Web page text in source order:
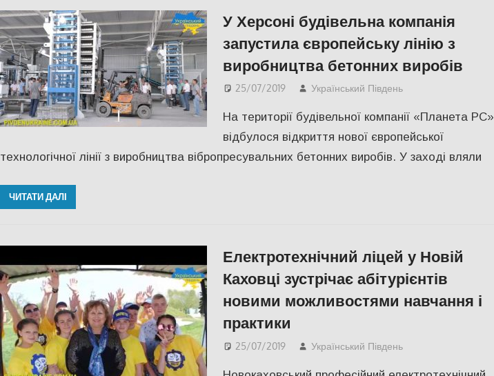
У Херсоні будівельна компанія
запустила європейську лінію з
виробництва бетонних виробів
25/07/2019 Український Південь
На території будівельної компанії «Планета РС»
відбулося відкриття нової європейської
технологічної лінії з виробництва вібропресувальних бетонних виробів. У заході вляли
ЧИТАТИ ДАЛІ
Електротехнічний ліцей у Новій
Каховці зустрічає абітурієнтів
новими можливостями навчання і
практики
25/07/2019 Український Південь